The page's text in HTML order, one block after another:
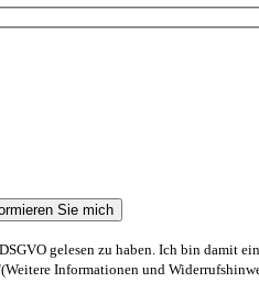
gelesen zu haben. Ich bin damit
Informationen und